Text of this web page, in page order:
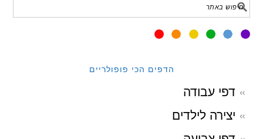
הדפים הכי פופולריים
דפי עבודה
יצירה לילדים